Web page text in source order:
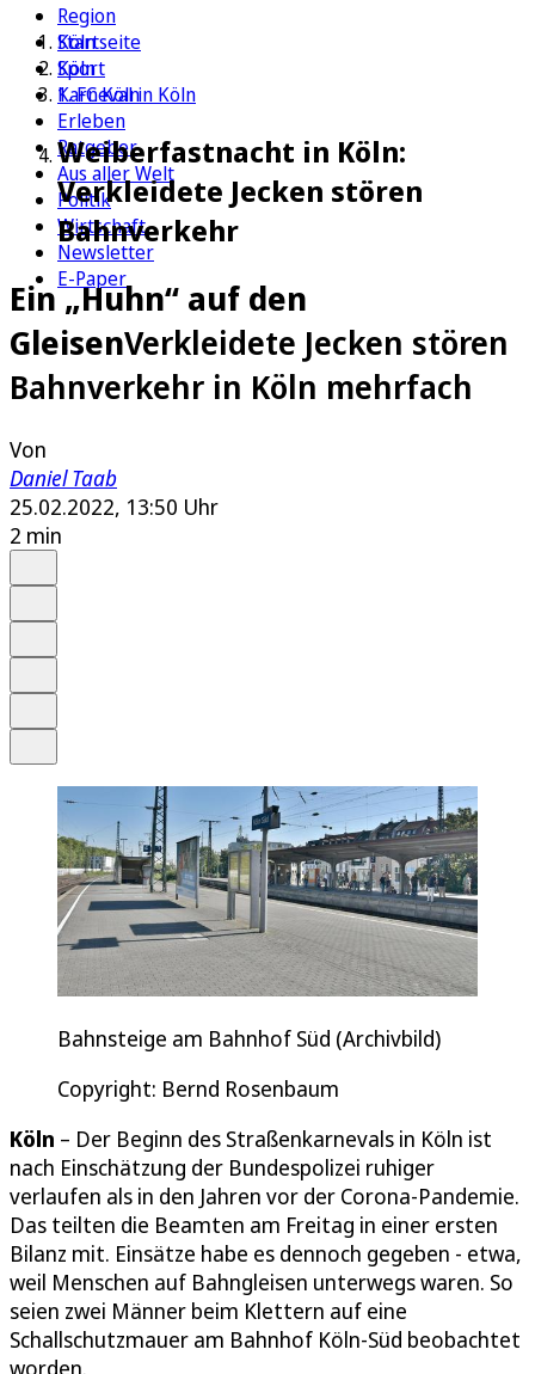
Region
Köln
Sport
1. FC Köln
Erleben
Ratgeber
Aus aller Welt
Politik
Wirtschaft
Newsletter
E-Paper
Startseite
Köln
Karneval in Köln
Weiberfastnacht in Köln:
Verkleidete Jecken stören
Bahnverkehr
Ein „Huhn“ auf den
GleisenVerkleidete Jecken stören
Bahnverkehr in Köln mehrfach
Von
Daniel Taab
25.02.2022, 13:50 Uhr
2 min
Bahnsteige am Bahnhof Süd (Archivbild)
Copyright: Bernd Rosenbaum
Köln – Der Beginn des Straßenkarnevals in Köln ist
nach Einschätzung der Bundespolizei ruhiger
verlaufen als in den Jahren vor der Corona-Pandemie.
Das teilten die Beamten am Freitag in einer ersten
Bilanz mit. Einsätze habe es dennoch gegeben - etwa,
weil Menschen auf Bahngleisen unterwegs waren. So
seien zwei Männer beim Klettern auf eine
Schallschutzmauer am Bahnhof Köln-Süd beobachtet
worden.